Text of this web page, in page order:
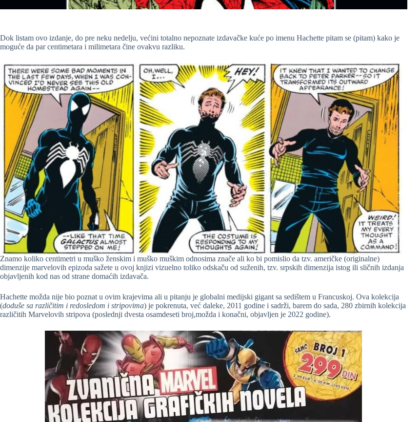
Dok listam ovo izdanje, do pre neku nedelju, većini totalno nepoznate izdavačke kuće po imenu Hachette pitam se (pitam) kako je
moguće da par centimetara i milimetara čine ovakvu razliku.
Znamo koliko centimetri u muško ženskim i muško muškim odnosima znače ali ko bi pomislio da tzv. američke (originalne)
dimenzije marvelovih epizoda sažete u ovoj knjizi vizuelno toliko odskaču od suženih, tzv. srpskih dimenzija istog ili sličnih izdanja
objavljenih kod nas od strane domaćih izdavača.
Hachette možda nije bio poznat u ovim krajevima ali u pitanju je globalni medijski gigant sa sedištem u Francuskoj. Ova kolekcija
(doduše sa različitim i redosledom i stripovima) je pokrenuta, već daleke, 2011 godine i sadrži, barem do sada, 280 zbirnih kolekcija
različitih Marvelovih stripova (poslednji dvesta osamdeseti broj,možda i konačni, objavljen je 2022 godine).